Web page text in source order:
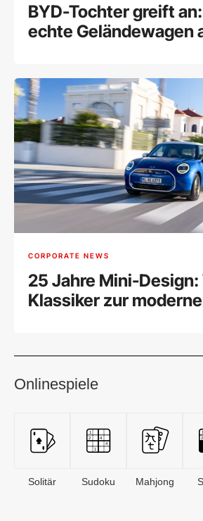
BYD-Tochter greift
echte Geländewagen
CORPORATE NEWS
25 Jahre Mini-Design:
Klassiker zur
Onlinespiele
Solitär Sudoku Mahjong